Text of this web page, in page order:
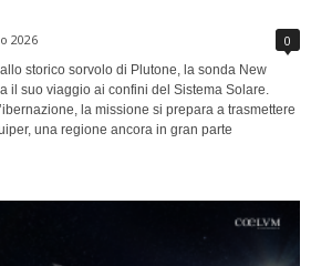
2026 0
storico sorvolo di Plutone, la sonda New
il suo viaggio ai confini del Sistema Solare.
la missione si prepara a trasmettere
una regione ancora in gran parte